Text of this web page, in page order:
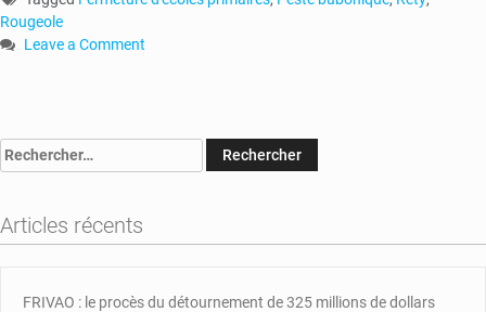
Rougeole
Leave a Comment
résurgence
peste
et
rougeole
Rechercher :
Articles récents
FRIVAO : le procès du détournement de 325 millions de dollars